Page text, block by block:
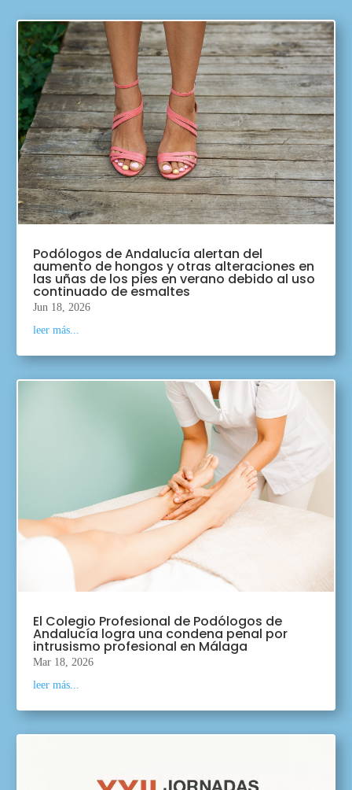
Podólogos de Andalucía alertan del
aumento de hongos y otras alteraciones en
las uñas de los pies en verano debido al uso
continuado de esmaltes
Jun 18, 2026
leer más...
El Colegio Profesional de Podólogos de
Andalucía logra una condena penal por
intrusismo profesional en Málaga
Mar 18, 2026
leer más...